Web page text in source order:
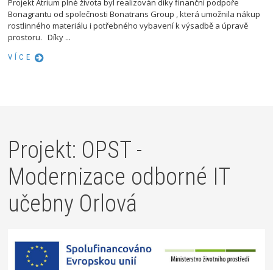
Projekt Atrium plné života byl realizován díky finanční podpoře
Bonagrantu od společnosti Bonatrans Group , která umožnila nákup
rostlinného materiálu i potřebného vybavení k výsadbě a úpravě
prostoru. Díky ...
VÍCE
Projekt: OPST -
Modernizace odborné IT
učebny Orlová